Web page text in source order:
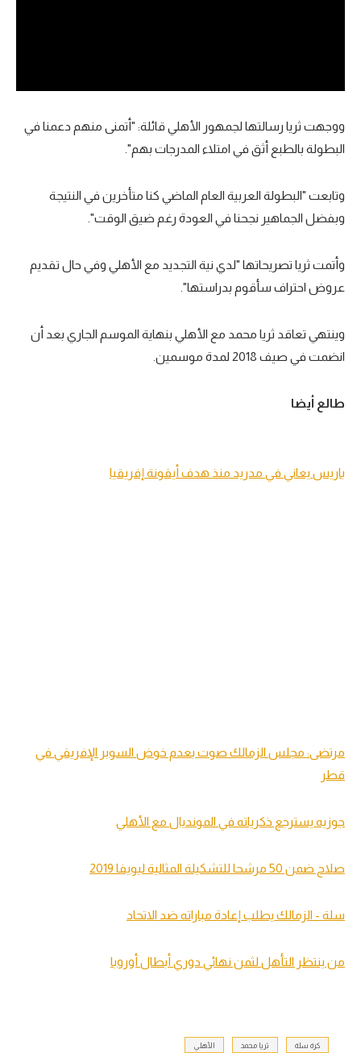
فيديو في الجول
ووجهت ثريا رسالتها لجمهور الأهلي قائلة: "أتمنى منهم دعمنا في
البطولة بالطبع أثق في امتلاء المدرجات بهم".
وتابعت "البطولة العربية العام الماضي كنا متأخرين في النتيجة
وبفضل الجماهير نجحنا في العودة رغم ضيق الوقت".
وأتمت ثريا تصريحاتها "لدي نية التجديد مع الأهلي وفي حال تقديم
عروض احتراف سأقوم بدراستها".
وينتهي تعاقد ثريا محمد مع الأهلي بنهاية الموسم الجاري بعد أن
انضمت في صيف 2018 لمدة موسمين.
طالع أيضا
باريس يعاني في مدريد منذ هدف أيقونة إفريقيا
مرتضى: مجلس الزمالك صوت بعدم خوض السوبر الإفريقي في
قطر
جوزيه يسترجع ذكرياته في المونديال مع الأهلي
صلاح ضمن 50 مرشحا للتشكيلة المثالية ليويفا 2019
سلة - الزمالك يطلب إعادة مباراته ضد الاتحاد
من ينتظر التأهل لثمن نهائي دوري أبطال أوروبا
كرة سلة ثريا محمد الأهلي